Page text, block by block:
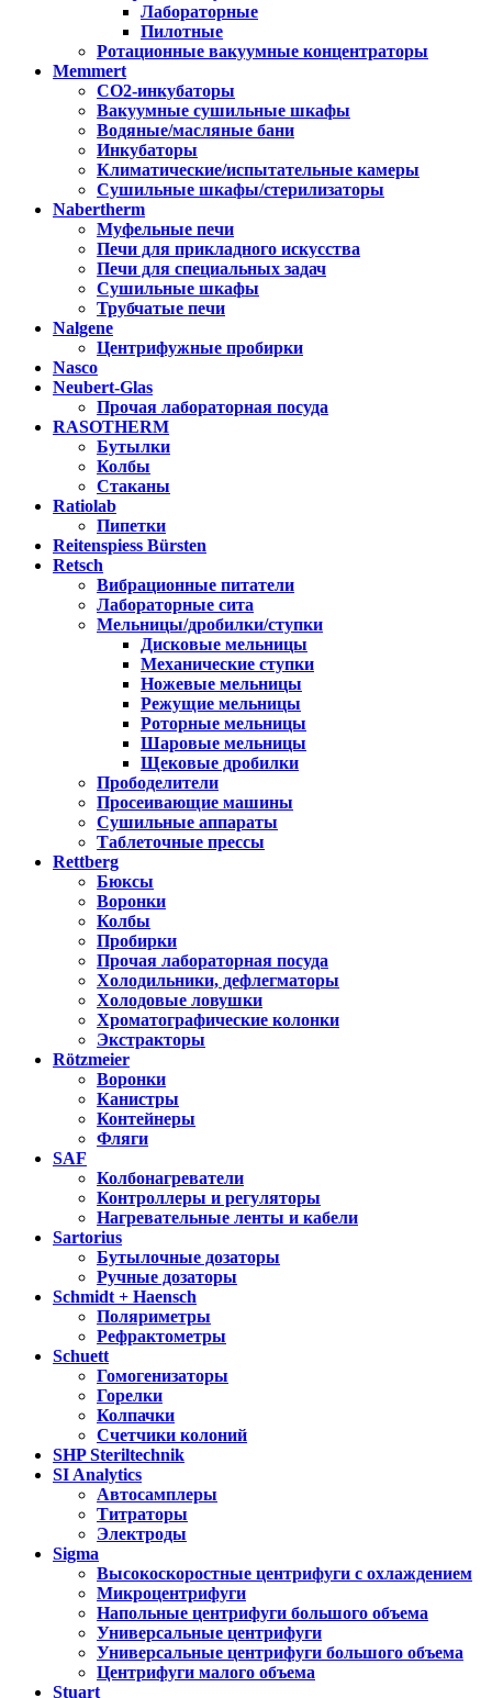
Лабораторные
Пилотные
Ротационные вакуумные концентраторы
Memmert
CO2-инкубаторы
Вакуумные сушильные шкафы
Водяные/масляные бани
Инкубаторы
Климатические/испытательные камеры
Сушильные шкафы/стерилизаторы
Nabertherm
Муфельные печи
Печи для прикладного искусства
Печи для специальных задач
Сушильные шкафы
Трубчатые печи
Nalgene
Центрифужные пробирки
Nasco
Neubert-Glas
Прочая лабораторная посуда
RASOTHERM
Бутылки
Колбы
Стаканы
Ratiolab
Пипетки
Reitenspiess Bürsten
Retsch
Вибрационные питатели
Лабораторные сита
Мельницы/дробилки/ступки
Дисковые мельницы
Механические ступки
Ножевые мельницы
Режущие мельницы
Роторные мельницы
Шаровые мельницы
Щековые дробилки
Прободелители
Просеивающие машины
Сушильные аппараты
Таблеточные прессы
Rettberg
Бюксы
Воронки
Колбы
Пробирки
Прочая лабораторная посуда
Холодильники, дефлегматоры
Холодовые ловушки
Хроматографические колонки
Экстракторы
Rötzmeier
Воронки
Канистры
Контейнеры
Фляги
SAF
Колбонагреватели
Контроллеры и регуляторы
Нагревательные ленты и кабели
Sartorius
Бутылочные дозаторы
Ручные дозаторы
Schmidt + Haensch
Поляриметры
Рефрактометры
Schuett
Гомогенизаторы
Горелки
Колпачки
Счетчики колоний
SHP Steriltechnik
SI Analytics
Автосамплеры
Титраторы
Электроды
Sigma
Высокоскоростные центрифуги с охлаждением
Микроцентрифуги
Напольные центрифуги большого объема
Универсальные центрифуги
Универсальные центрифуги большого объема
Центрифуги малого объема
Stuart